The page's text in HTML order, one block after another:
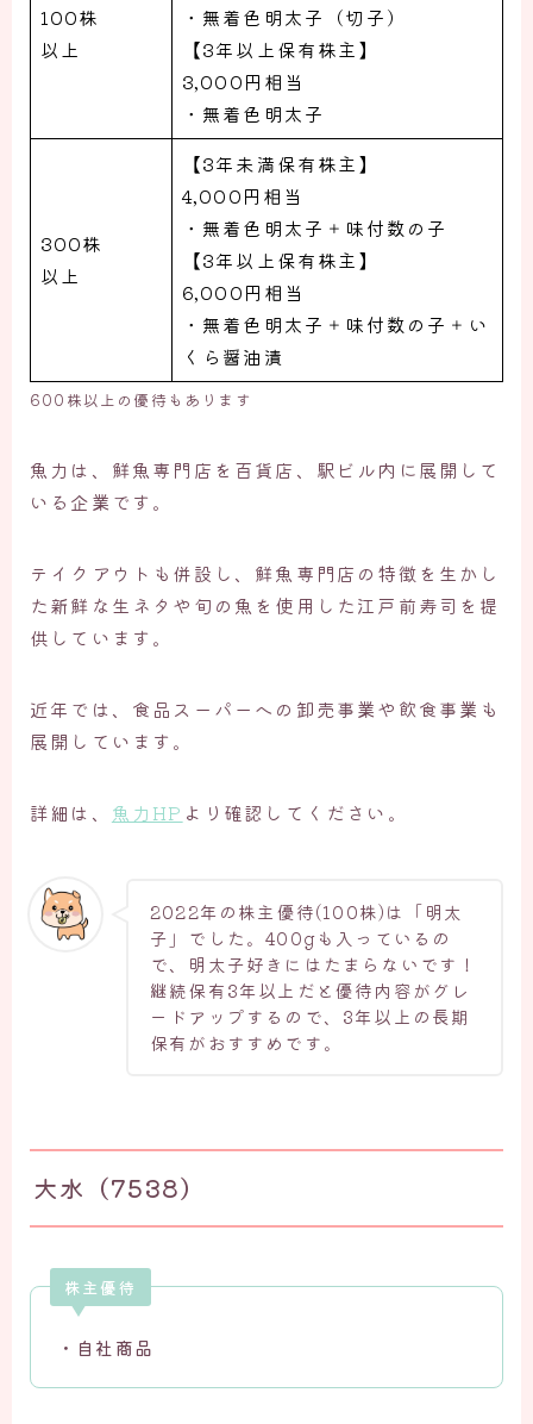
100株
以上
・無着色明太子（切子）
【3年以上保有株主】
3,000円相当
・無着色明太子
300株
以上
【3年未満保有株主】
4,000円相当
・無着色明太子＋味付数の子
【3年以上保有株主】
6,000円相当
・無着色明太子＋味付数の子＋い
くら醤油漬
600株以上の優待もあります
魚力は、鮮魚専門店を百貨店、駅ビル内に展開して
いる企業です。
テイクアウトも併設し、鮮魚専門店の特徴を生かし
た新鮮な生ネタや旬の魚を使用した江戸前寿司を提
供しています。
近年では、食品スーパーへの卸売事業や飲食事業も
展開しています。
詳細は、 魚力HP より確認してください。
2022年の株主優待(100株)は「明太
子」でした。400gも入っているの
で、明太子好きにはたまらないです！
継続保有3年以上だと優待内容がグレ
ードアップするので、3年以上の長期
保有がおすすめです。
大水（7538）
株主優待
・自社商品